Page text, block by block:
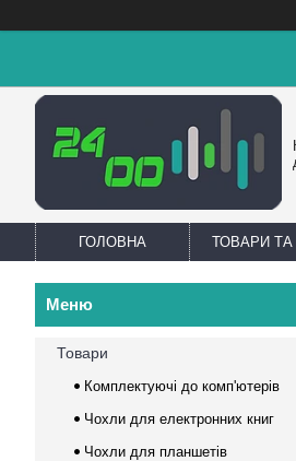
ГОЛОВНА ТОВАРИ ТА
Товари
Комплектуючі до комп'ютерів
Чохли для електронних книг
Чохли для планшетів